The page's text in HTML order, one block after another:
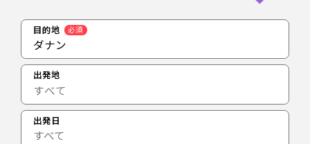
目的地 必須
ダナン
出発地
出発日
すべて